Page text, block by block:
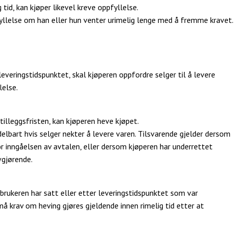
kan kjøper likevel kreve oppfyllelse.
om han eller hun venter urimelig lenge med å fremme kravet.
skal kjøperen oppfordre selger til å levere
kan kjøperen heve kjøpet.
hvis selger nekter å levere varen. Tilsvarende gjelder dersom
av avtalen, eller dersom kjøperen har underrettet
har satt eller etter leveringstidspunktet som var
krav om heving gjøres gjeldende innen rimelig tid etter at